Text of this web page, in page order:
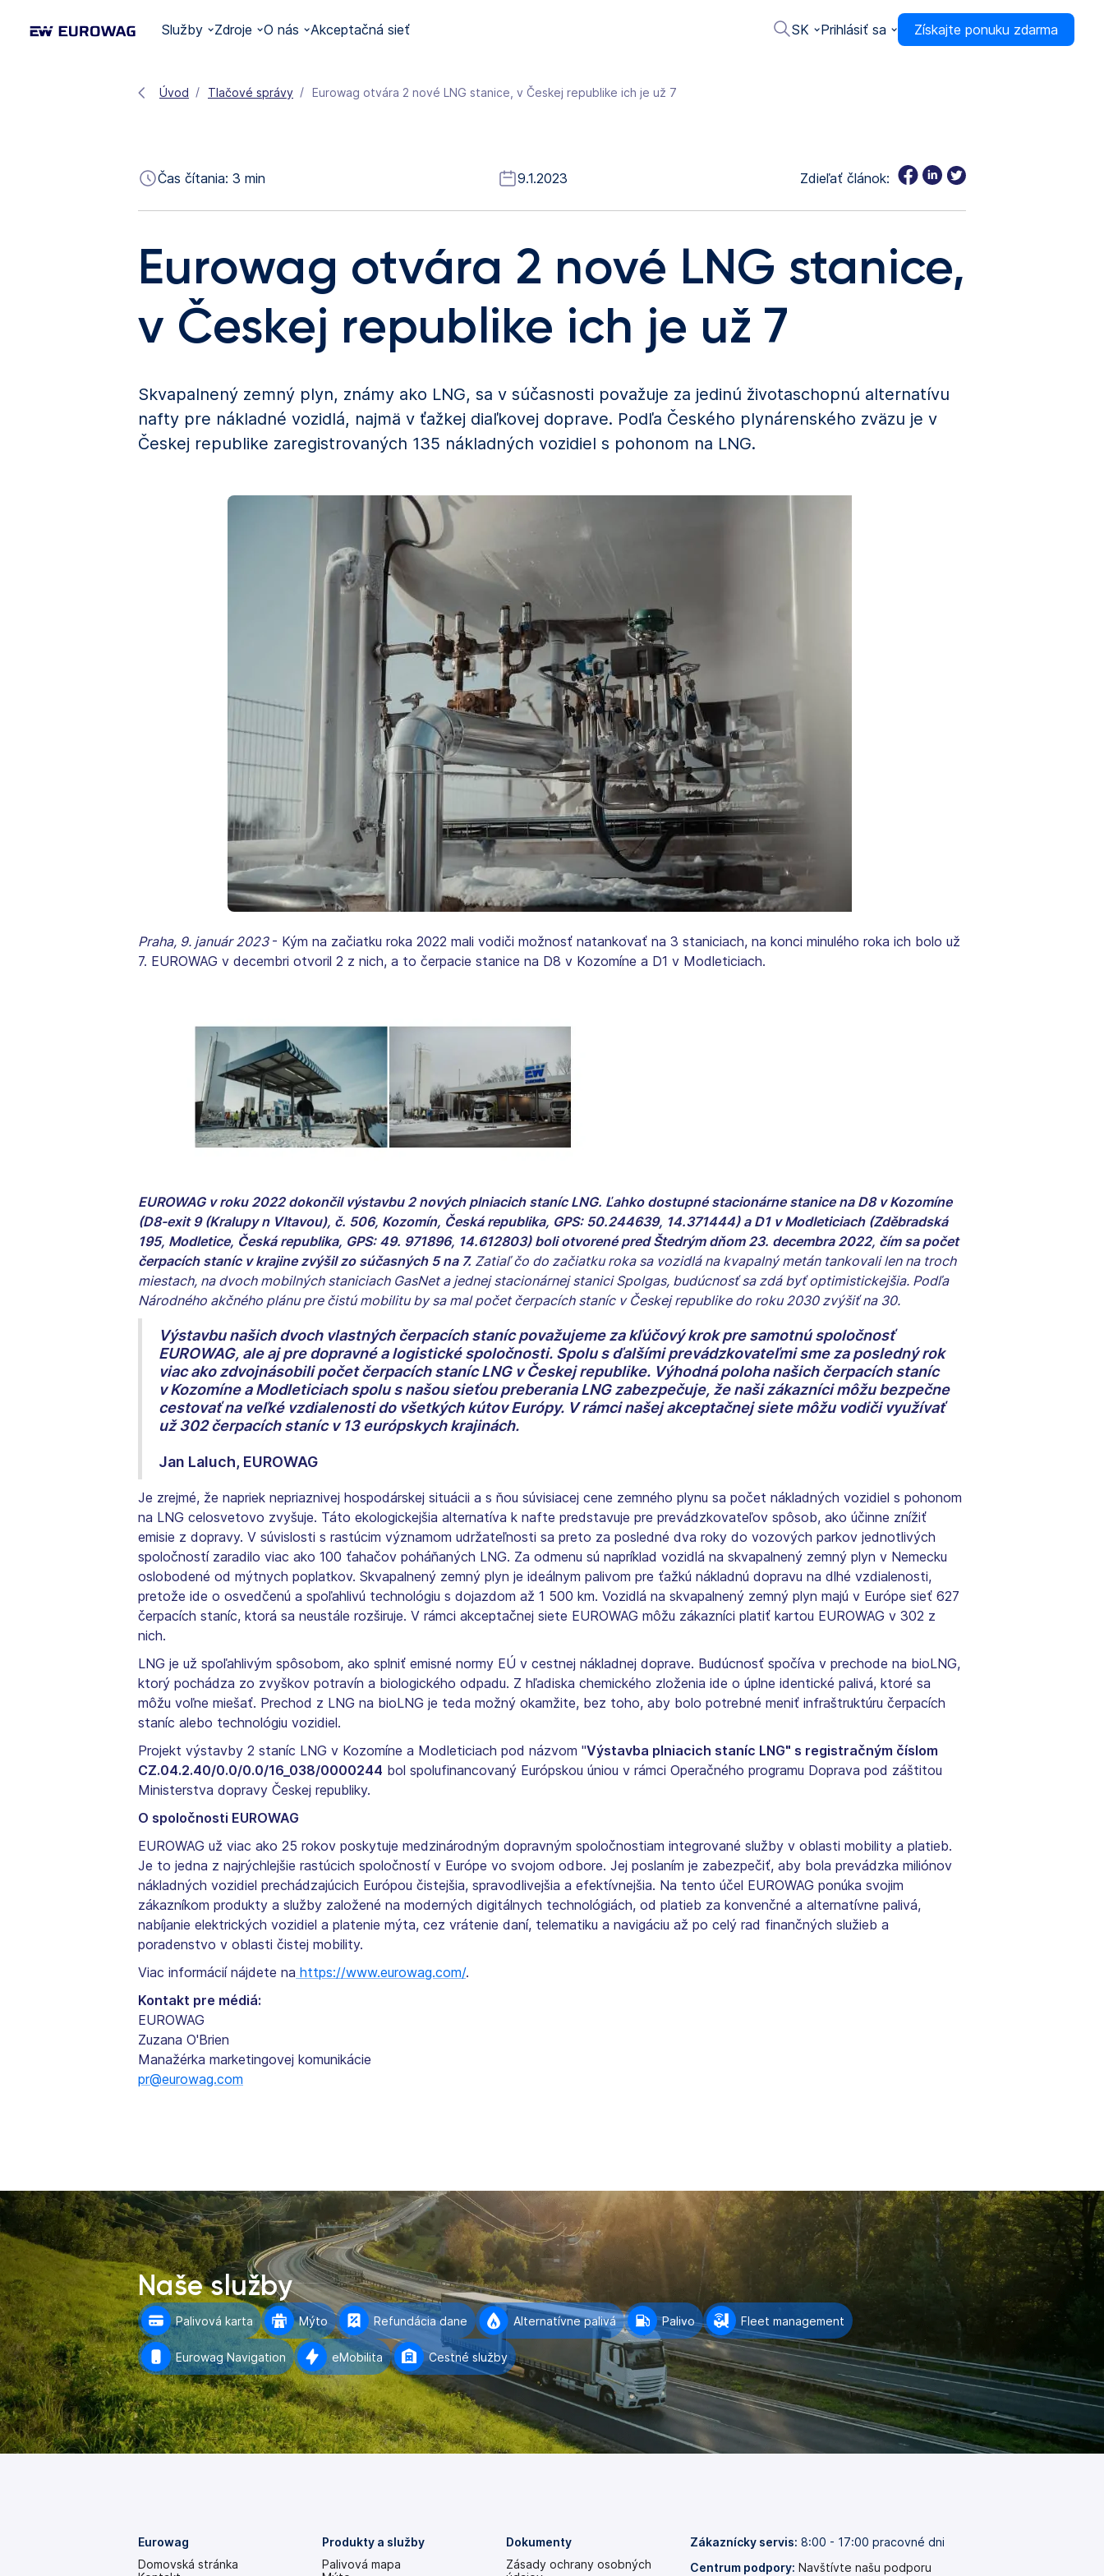
Služby Zdroje O nás Akceptačná sieť SK Prihlásiť sa Získajte ponuku zdarma
Úvod Tlačové správy Eurowag otvára 2 nové LNG stanice, v Českej republike ich je už 7
Čas čítania: 3 min 9.1.2023 Zdieľať článok:
Eurowag otvára 2 nové LNG stanice,
v Českej republike ich je už 7
Skvapalnený zemný plyn, známy ako LNG, sa v súčasnosti považuje za jedinú životaschopnú alternatívu
nafty pre nákladné vozidlá, najmä v ťažkej diaľkovej doprave. Podľa Českého plynárenského zväzu je v
Českej republike zaregistrovaných 135 nákladných vozidiel s pohonom na LNG.
Praha, 9. január 2023 - Kým na začiatku roka 2022 mali vodiči možnosť natankovať na 3 staniciach, na konci minulého roka ich bolo už
7. EUROWAG v decembri otvoril 2 z nich, a to čerpacie stanice na D8 v Kozomíne a D1 v Modleticiach.
EUROWAG v roku 2022 dokončil výstavbu 2 nových plniacich staníc LNG. Ľahko dostupné stacionárne stanice na D8 v Kozomíne
(D8-exit 9 (Kralupy n Vltavou), č. 506, Kozomín, Česká republika, GPS: 50.244639, 14.371444) a D1 v Modleticiach (Zděbradská
195, Modletice, Česká republika, GPS: 49. 971896, 14.612803) boli otvorené pred Štedrým dňom 23. decembra 2022, čím sa počet
čerpacích staníc v krajine zvýšil zo súčasných 5 na 7. Zatiaľ čo do začiatku roka sa vozidlá na kvapalný metán tankovali len na troch
miestach, na dvoch mobilných staniciach GasNet a jednej stacionárnej stanici Spolgas, budúcnosť sa zdá byť optimistickejšia. Podľa
Národného akčného plánu pre čistú mobilitu by sa mal počet čerpacích staníc v Českej republike do roku 2030 zvýšiť na 30.
Výstavbu našich dvoch vlastných čerpacích staníc považujeme za kľúčový krok pre samotnú spoločnosť
EUROWAG, ale aj pre dopravné a logistické spoločnosti. Spolu s ďalšími prevádzkovateľmi sme za posledný rok
viac ako zdvojnásobili počet čerpacích staníc LNG v Českej republike. Výhodná poloha našich čerpacích staníc
v Kozomíne a Modleticiach spolu s našou sieťou preberania LNG zabezpečuje, že naši zákazníci môžu bezpečne
cestovať na veľké vzdialenosti do všetkých kútov Európy. V rámci našej akceptačnej siete môžu vodiči využívať
už 302 čerpacích staníc v 13 európskych krajinách.
Jan Laluch, EUROWAG
Je zrejmé, že napriek nepriaznivej hospodárskej situácii a s ňou súvisiacej cene zemného plynu sa počet nákladných vozidiel s pohonom
na LNG celosvetovo zvyšuje. Táto ekologickejšia alternatíva k nafte predstavuje pre prevádzkovateľov spôsob, ako účinne znížiť
emisie z dopravy. V súvislosti s rastúcim významom udržateľnosti sa preto za posledné dva roky do vozových parkov jednotlivých
spoločností zaradilo viac ako 100 ťahačov poháňaných LNG. Za odmenu sú napríklad vozidlá na skvapalnený zemný plyn v Nemecku
oslobodené od mýtnych poplatkov. Skvapalnený zemný plyn je ideálnym palivom pre ťažkú nákladnú dopravu na dlhé vzdialenosti,
pretože ide o osvedčenú a spoľahlivú technológiu s dojazdom až 1 500 km. Vozidlá na skvapalnený zemný plyn majú v Európe sieť 627
čerpacích staníc, ktorá sa neustále rozširuje. V rámci akceptačnej siete EUROWAG môžu zákazníci platiť kartou EUROWAG v 302 z
nich.
LNG je už spoľahlivým spôsobom, ako splniť emisné normy EÚ v cestnej nákladnej doprave. Budúcnosť spočíva v prechode na bioLNG,
ktorý pochádza zo zvyškov potravín a biologického odpadu. Z hľadiska chemického zloženia ide o úplne identické palivá, ktoré sa
môžu voľne miešať. Prechod z LNG na bioLNG je teda možný okamžite, bez toho, aby bolo potrebné meniť infraštruktúru čerpacích
staníc alebo technológiu vozidiel.
Projekt výstavby 2 staníc LNG v Kozomíne a Modleticiach pod názvom "Výstavba plniacich staníc LNG" s registračným číslom
CZ.04.2.40/0.0/0.0/16_038/0000244 bol spolufinancovaný Európskou úniou v rámci Operačného programu Doprava pod záštitou
Ministerstva dopravy Českej republiky.
O spoločnosti EUROWAG
EUROWAG už viac ako 25 rokov poskytuje medzinárodným dopravným spoločnostiam integrované služby v oblasti mobility a platieb.
Je to jedna z najrýchlejšie rastúcich spoločností v Európe vo svojom odbore. Jej poslaním je zabezpečiť, aby bola prevádzka miliónov
nákladných vozidiel prechádzajúcich Európou čistejšia, spravodlivejšia a efektívnejšia. Na tento účel EUROWAG ponúka svojim
zákazníkom produkty a služby založené na moderných digitálnych technológiách, od platieb za konvenčné a alternatívne palivá,
nabíjanie elektrických vozidiel a platenie mýta, cez vrátenie daní, telematiku a navigáciu až po celý rad finančných služieb a
poradenstvo v oblasti čistej mobility.
Viac informácií nájdete na https://www.eurowag.com/.
Kontakt pre médiá:
EUROWAG
Zuzana O'Brien
Manažérka marketingovej komunikácie
pr@eurowag.com
Naše služby
Palivová karta Mýto Refundácia dane Alternatívne palivá Palivo Fleet management
Eurowag Navigation eMobilita Cestné služby
Eurowag
Domovská stránka
Produkty a služby
Palivová mapa
Dokumenty
Zásady ochrany osobných
Zákaznícky servis: 8:00 - 17:00 pracovné dni
Centrum podpory: Navštívte našu podporu